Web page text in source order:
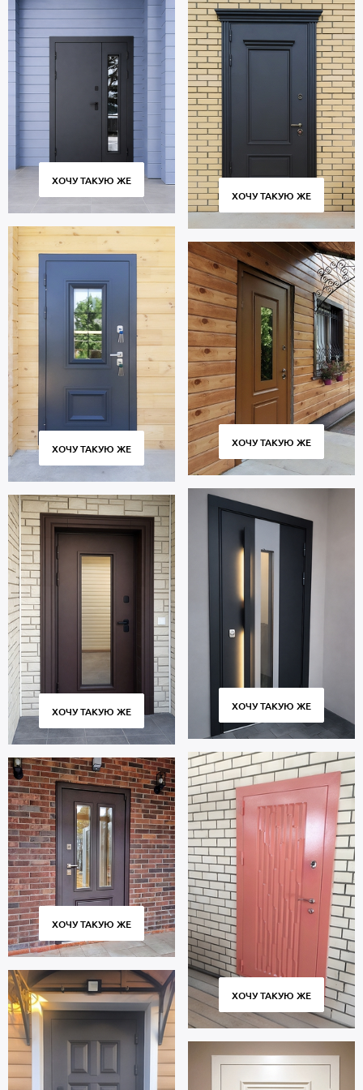
Стоимость указана за базовый размер 2000х800 мм. Гарантия 5
лет.
Позвоните в отдел продаж или оставьте заявку на сайте, чтобы
купить дверь под ваш размер. Выезд специалиста по замерам —
бесплатно. Изготовление от 2 дн. Бережная доставка
собственным транспортом, монтаж.
ХОЧУ ТАКУЮ ЖЕ
ХОЧУ ТАКУЮ ЖЕ
ХОЧУ ТАКУЮ ЖЕ
ХОЧУ ТАКУЮ ЖЕ
ХОЧУ ТАКУЮ ЖЕ
ХОЧУ ТАКУЮ ЖЕ
ХОЧУ ТАКУЮ ЖЕ
ХОЧУ ТАКУЮ ЖЕ